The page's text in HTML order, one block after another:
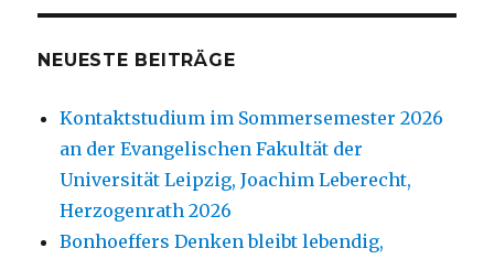
NEUESTE BEITRÄGE
Kontaktstudium im Sommersemester 2026
an der Evangelischen Fakultät der
Universität Leipzig, Joachim Leberecht,
Herzogenrath 2026
Bonhoeffers Denken bleibt lebendig,